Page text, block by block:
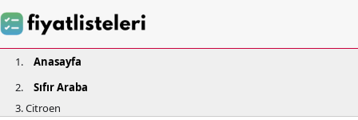
Anasayfa
Sıfır Araba
Citroen